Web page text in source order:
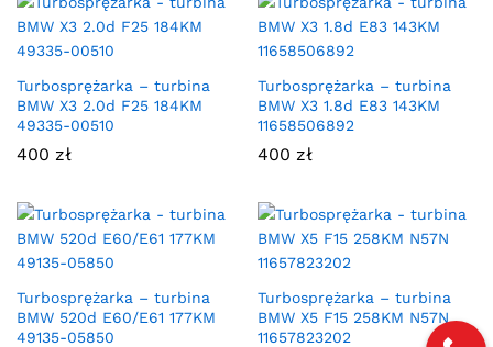
Turbosprężarka – turbina
BMW X3 2.0d F25 184KM
49335-00510
400 zł
Turbosprężarka – turbina
BMW X3 1.8d E83 143KM
11658506892
400 zł
Turbosprężarka – turbina
BMW 520d E60/E61 177KM
49135-05850
Turbosprężarka – turbina
BMW X5 F15 258KM N57N
11657823202